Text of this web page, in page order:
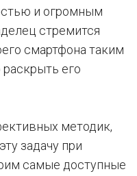
и огромным
стремится
смартфона таким
его
методик,
задачу при
самые доступные